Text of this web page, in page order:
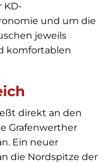
KD-
und um die
jeweils
komfortablen
direkt an den
Grafenwerther
Ein neuer
die Nordspitze der